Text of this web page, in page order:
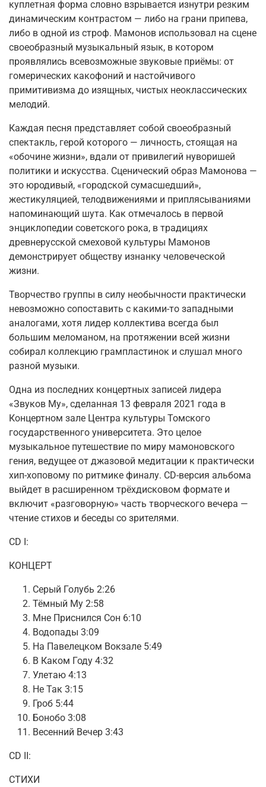
куплетная форма словно взрывается изнутри резким
динамическим контрастом — либо на грани припева,
либо в одной из строф. Мамонов использовал на сцене
своеобразный музыкальный язык, в котором
проявлялись всевозможные звуковые приёмы: от
гомерических какофоний и настойчивого
примитивизма до изящных, чистых неоклассических
мелодий.
Каждая песня представляет собой своеобразный
спектакль, герой которого — личность, стоящая на
«обочине жизни», вдали от привилегий нуворишей
политики и искусства. Сценический образ Мамонова —
это юродивый, «городской сумасшедший»,
жестикуляцией, телодвижениями и приплясываниями
напоминающий шута. Как отмечалось в первой
энциклопедии советского рока, в традициях
древнерусской смеховой культуры Мамонов
демонстрирует обществу изнанку человеческой
жизни.
Творчество группы в силу необычности практически
невозможно сопоставить с какими-то западными
аналогами, хотя лидер коллектива всегда был
большим меломаном, на протяжении всей жизни
собирал коллекцию грампластинок и слушал много
разной музыки.
Одна из последних концертных записей лидера
«Звуков Му», сделанная 13 февраля 2021 года в
Концертном зале Центра культуры Томского
государственного университета. Это целое
музыкальное путешествие по миру мамоновского
гения, ведущее от джазовой медитации к практически
хип-хоповому по ритмике финалу. CD-версия альбома
выйдет в расширенном трёхдисковом формате и
включит «разговорную» часть творческого вечера —
чтение стихов и беседы со зрителями.
CD I:
КОНЦЕРТ
Серый Голубь 2:26
Тёмный Му 2:58
Мне Приснился Сон 6:10
Водопады 3:09
На Павелецком Вокзале 5:49
В Каком Году 4:32
Улетаю 4:13
Не Так 3:15
Гроб 5:44
Бонобо 3:08
Весенний Вечер 3:43
CD II:
СТИХИ